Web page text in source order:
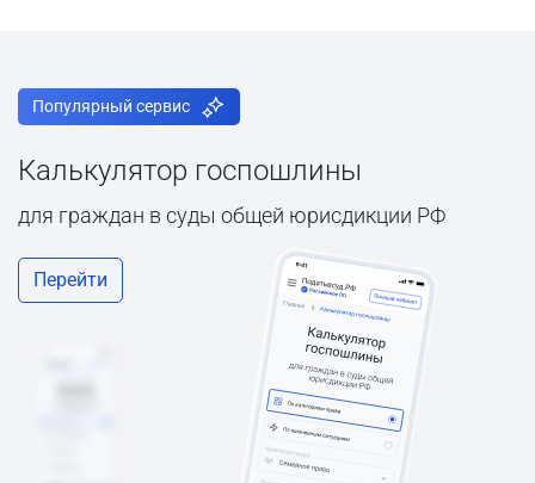
Популярный сервис
Калькулятор госпошлины
для граждан в суды общей юрисдикции РФ
Перейти